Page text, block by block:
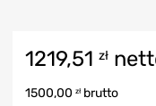
1219,51 zł
1500,00 zł brutto